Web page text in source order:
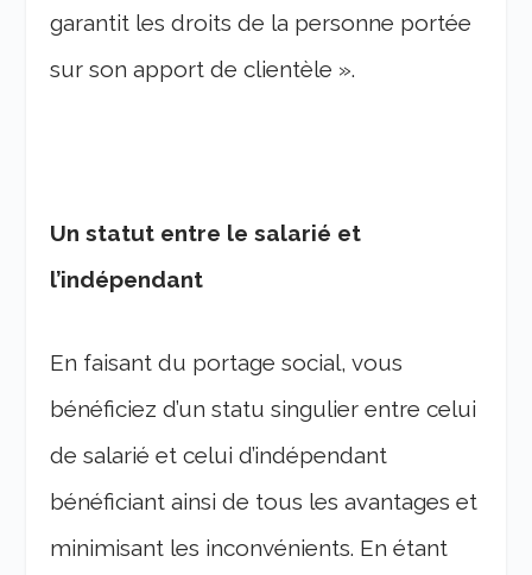
garantit les droits de la personne portée
sur son apport de clientèle ».
Un statut entre le salarié et
l’indépendant
En faisant du portage social, vous
bénéficiez d’un statu singulier entre celui
de salarié et celui d’indépendant
bénéficiant ainsi de tous les avantages et
minimisant les inconvénients. En étant